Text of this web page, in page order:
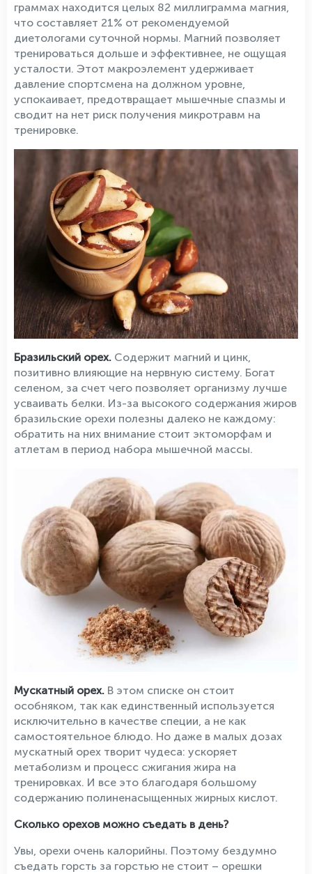
граммах находится целых 82 миллиграмма магния,
что составляет 21% от рекомендуемой
диетологами суточной нормы. Магний позволяет
тренироваться дольше и эффективнее, не ощущая
усталости. Этот макроэлемент удерживает
давление спортсмена на должном уровне,
успокаивает, предотвращает мышечные спазмы и
сводит на нет риск получения микротравм на
тренировке.
Бразильский орех. Содержит магний и цинк,
позитивно влияющие на нервную систему. Богат
селеном, за счет чего позволяет организму лучше
усваивать белки. Из-за высокого содержания жиров
бразильские орехи полезны далеко не каждому:
обратить на них внимание стоит эктоморфам и
атлетам в период набора мышечной массы.
Мускатный орех. В этом списке он стоит
особняком, так как единственный используется
исключительно в качестве специи, а не как
самостоятельное блюдо. Но даже в малых дозах
мускатный орех творит чудеса: ускоряет
метаболизм и процесс сжигания жира на
тренировках. И все это благодаря большому
содержанию полиненасыщенных жирных кислот.
Сколько орехов можно съедать в день?
Увы, орехи очень калорийны. Поэтому бездумно
съедать горсть за горстью не стоит – орешки